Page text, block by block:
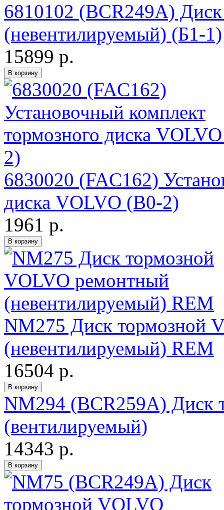
6810102 (BCR249A)
(невентилируемый) (Б1-1)
15899 р.
6830020 (FAC162)
диска VOLVO (В0-2)
1961 р.
NM275 Диск тормозной
(невентилируемый) REM
16504 р.
NM294 (BCR259A) Диск
(вентилируемый)
14343 р.